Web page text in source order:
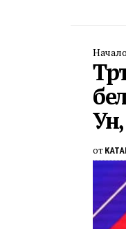
Начало
от